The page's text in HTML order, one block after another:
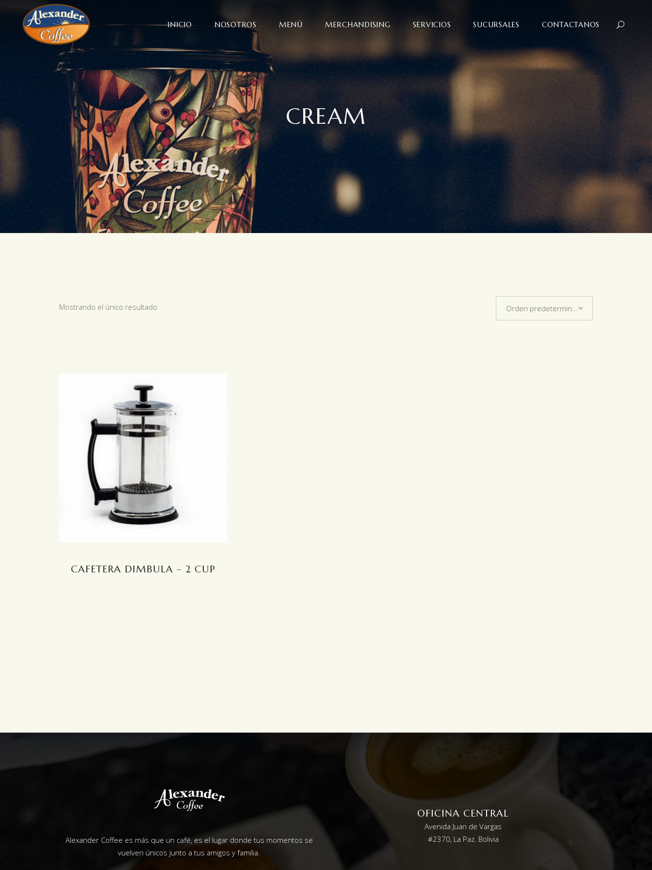
INICIO NOSOTROS MENÚ MERCHANDISING SERVICIOS SUCURSALES CONTACTANOS
CREAM
Mostrando el único resultado Orden predeterminado
CAFETERA DIMBULA – 2 CUP
Alexander Coffee es más que un café, es el lugar donde tus momentos se
vuelven únicos junto a tus amigos y familia.
OFICINA CENTRAL
Avenida Juan de Vargas
#2370, La Paz. Bolivia